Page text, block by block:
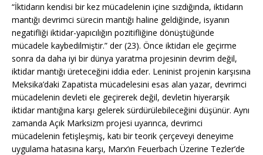
“İktidarın kendisi bir kez mücadelenin içine sızdığında, iktidarın
mantığı devrimci sürecin mantığı haline geldiğinde, isyanın
negatifliği iktidar-yapıcılığın pozitifliğine dönüştüğünde
mücadele kaybedilmiştir.” der (23). Önce iktidarı ele geçirme
sonra da daha iyi bir dünya yaratma projesinin devrim değil,
iktidar mantığı üreteceğini iddia eder. Leninist projenin karşısına
Meksika’daki Zapatista mücadelesini esas alan yazar, devrimci
mücadelenin devleti ele geçirerek değil, devletin hiyerarşik
iktidar mantığına karşı gelerek sürdürülebileceğini düşünür. Aynı
zamanda Açık Marksizm projesi uyarınca, devrimci
mücadelenin fetişleşmiş, katı bir teorik çerçeveyi deneyime
uygulama hatasına karşı, Marx’ın Feuerbach Üzerine Tezler’de